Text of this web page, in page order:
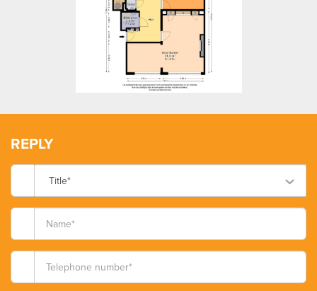
previous
REPLY
Title*